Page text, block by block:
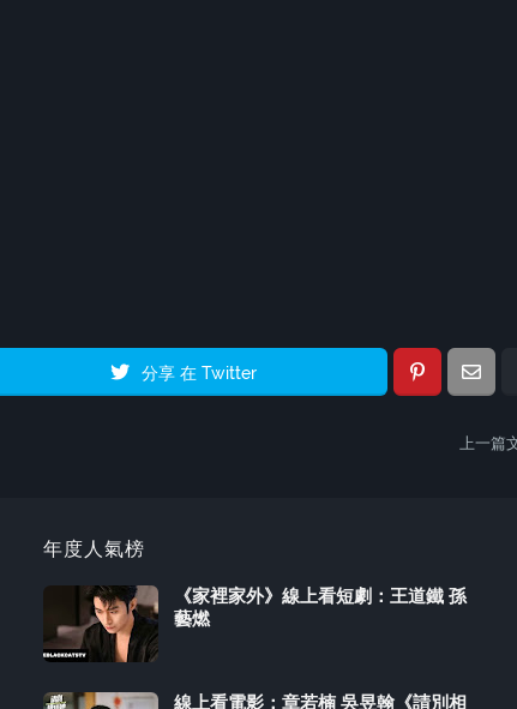
分享 在 Twitter
上一篇
年度人氣榜
《家裡家外》線上看短劇：王道鐵 孫
藝燃
線上看電影：章若楠 吳昱翰《請別相